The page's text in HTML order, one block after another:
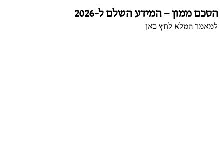
הסכם ממון – המידע השלם ל-2026
למאמר המלא לחץ כאן